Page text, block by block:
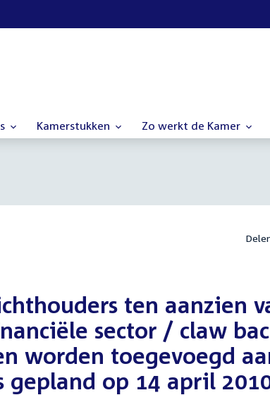
Kamerstukken Zo werkt de Kamer
ten aanzien
sector / claw
worden toegevoegd
op 14 april